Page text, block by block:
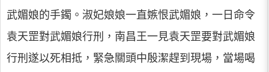
武媚娘的手鐲。淑妃娘娘一直嫉恨武媚娘，一日命令
袁天罡對武媚娘行刑，南昌王一見袁天罡要對武媚娘
行刑遂以死相抵，緊急關頭中殷潔趕到現場，當場喝